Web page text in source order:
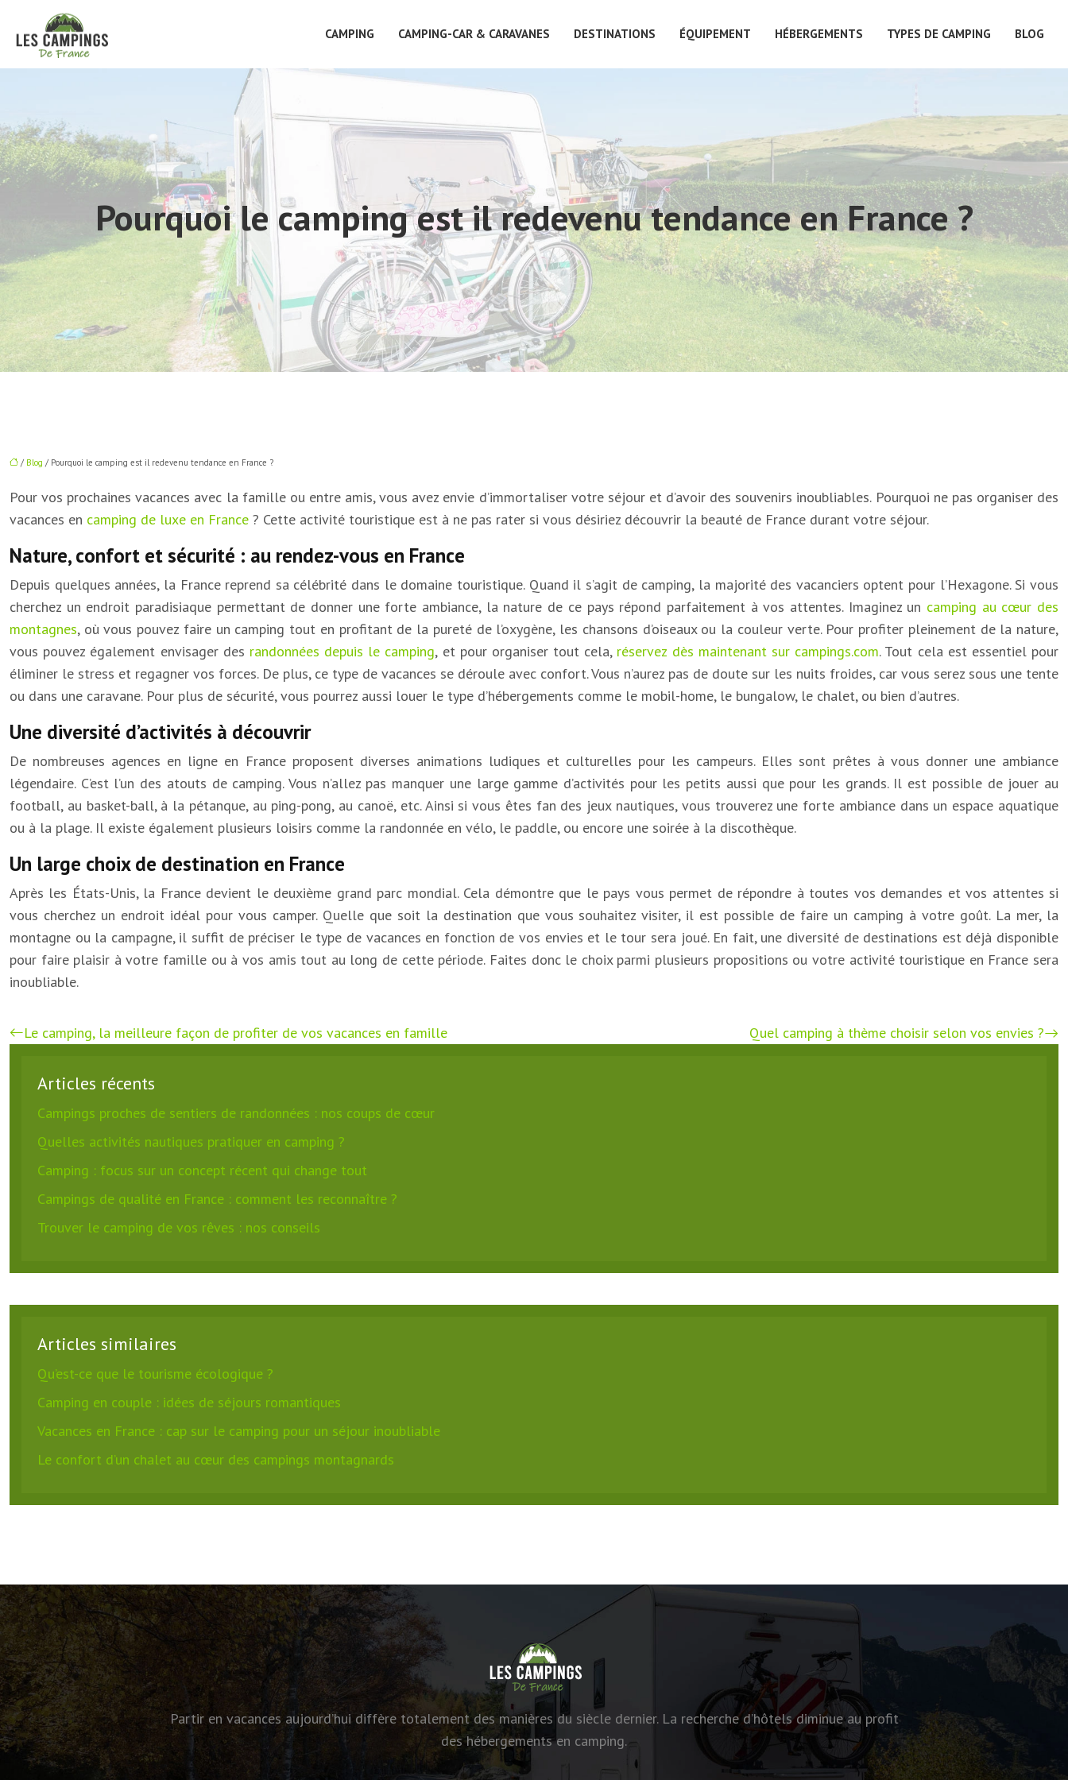
CAMPING CAMPING-CAR & CARAVANES DESTINATIONS ÉQUIPEMENT HÉBERGEMENTS TYPES DE CAMPING BLOG
Pourquoi le camping est il redevenu tendance en France ?
/ Blog / Pourquoi le camping est il redevenu tendance en France ?
Pour vos prochaines vacances avec la famille ou entre amis, vous avez envie d’immortaliser votre séjour et d’avoir des souvenirs inoubliables. Pourquoi ne pas organiser des
vacances en camping de luxe en France ? Cette activité touristique est à ne pas rater si vous désiriez découvrir la beauté de France durant votre séjour.
Nature, confort et sécurité : au rendez-vous en France
Depuis quelques années, la France reprend sa célébrité dans le domaine touristique. Quand il s’agit de camping, la majorité des vacanciers optent pour l’Hexagone. Si vous
cherchez un endroit paradisiaque permettant de donner une forte ambiance, la nature de ce pays répond parfaitement à vos attentes. Imaginez un camping au cœur des
montagnes, où vous pouvez faire un camping tout en profitant de la pureté de l’oxygène, les chansons d’oiseaux ou la couleur verte. Pour profiter pleinement de la nature,
vous pouvez également envisager des randonnées depuis le camping, et pour organiser tout cela, réservez dès maintenant sur campings.com. Tout cela est essentiel pour
éliminer le stress et regagner vos forces. De plus, ce type de vacances se déroule avec confort. Vous n’aurez pas de doute sur les nuits froides, car vous serez sous une tente
ou dans une caravane. Pour plus de sécurité, vous pourrez aussi louer le type d’hébergements comme le mobil-home, le bungalow, le chalet, ou bien d’autres.
Une diversité d’activités à découvrir
De nombreuses agences en ligne en France proposent diverses animations ludiques et culturelles pour les campeurs. Elles sont prêtes à vous donner une ambiance
légendaire. C’est l’un des atouts de camping. Vous n’allez pas manquer une large gamme d’activités pour les petits aussi que pour les grands. Il est possible de jouer au
football, au basket-ball, à la pétanque, au ping-pong, au canoë, etc. Ainsi si vous êtes fan des jeux nautiques, vous trouverez une forte ambiance dans un espace aquatique
ou à la plage. Il existe également plusieurs loisirs comme la randonnée en vélo, le paddle, ou encore une soirée à la discothèque.
Un large choix de destination en France
Après les États-Unis, la France devient le deuxième grand parc mondial. Cela démontre que le pays vous permet de répondre à toutes vos demandes et vos attentes si
vous cherchez un endroit idéal pour vous camper. Quelle que soit la destination que vous souhaitez visiter, il est possible de faire un camping à votre goût. La mer, la
montagne ou la campagne, il suffit de préciser le type de vacances en fonction de vos envies et le tour sera joué. En fait, une diversité de destinations est déjà disponible
pour faire plaisir à votre famille ou à vos amis tout au long de cette période. Faites donc le choix parmi plusieurs propositions ou votre activité touristique en France sera
inoubliable.
Le camping, la meilleure façon de profiter de vos vacances en famille Quel camping à thème choisir selon vos envies ?
Articles récents
Campings proches de sentiers de randonnées : nos coups de cœur
Quelles activités nautiques pratiquer en camping ?
Camping : focus sur un concept récent qui change tout
Campings de qualité en France : comment les reconnaître ?
Trouver le camping de vos rêves : nos conseils
Articles similaires
Qu’est-ce que le tourisme écologique ?
Camping en couple : idées de séjours romantiques
Vacances en France : cap sur le camping pour un séjour inoubliable
Le confort d’un chalet au cœur des campings montagnards
Partir en vacances aujourd’hui diffère totalement des manières du siècle dernier. La recherche d’hôtels diminue au profit
des hébergements en camping.